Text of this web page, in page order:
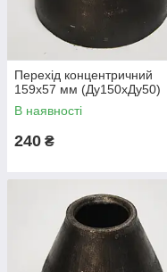
Перехід концентричний
159х57 мм (Ду150хДу50)
В наявності
240 ₴